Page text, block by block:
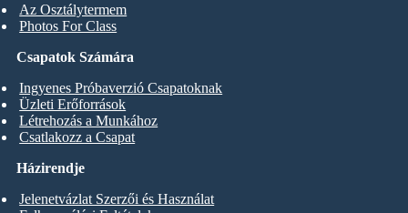
Az Osztálytermem
Photos For Class
Csapatok Számára
Ingyenes Próbaverzió Csapatoknak
Üzleti Erőforrások
Létrehozás a Munkához
Csatlakozz a Csapat
Házirendje
Jelenetvázlat Szerzői és Használat